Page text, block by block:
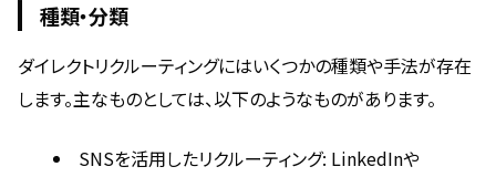
種類・分類
ダイレクトリクルーティングにはいくつかの種類や手法が存在
します。主なものとしては、以下のようなものがあります。
SNSを活用したリクルーティング: LinkedInや